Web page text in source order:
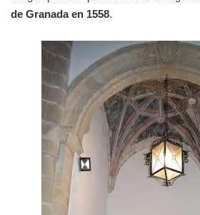
de Granada en 1558.